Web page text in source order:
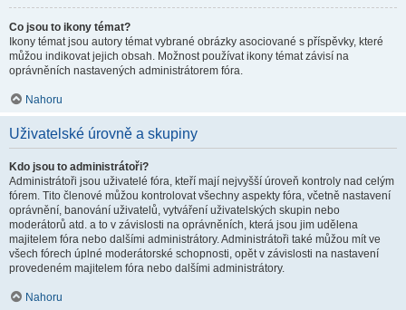
Co jsou to ikony témat?
Ikony témat jsou autory témat vybrané obrázky asociované s příspěvky, které
můžou indikovat jejich obsah. Možnost používat ikony témat závisí na
oprávněních nastavených administrátorem fóra.
Nahoru
Uživatelské úrovně a skupiny
Kdo jsou to administrátoři?
Administrátoři jsou uživatelé fóra, kteří mají nejvyšší úroveň kontroly nad celým
fórem. Tito členové můžou kontrolovat všechny aspekty fóra, včetně nastavení
oprávnění, banování uživatelů, vytváření uživatelských skupin nebo
moderátorů atd. a to v závislosti na oprávněních, která jsou jim udělena
majitelem fóra nebo dalšími administrátory. Administrátoři také můžou mít ve
všech fórech úplné moderátorské schopnosti, opět v závislosti na nastavení
provedeném majitelem fóra nebo dalšími administrátory.
Nahoru